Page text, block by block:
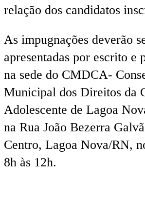
relação dos candidatos
As impugnações deverão
apresentadas por escrito e
na sede do CMDCA-
Municipal dos Direitos da
Adolescente de Lagoa
na Rua João Bezerra
Centro, Lagoa Nova/RN,
8h às 12h.